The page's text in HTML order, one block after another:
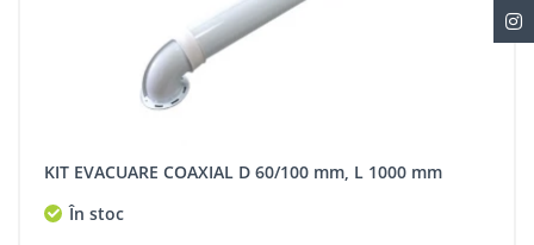
KIT EVACUARE COAXIAL D 60/100 mm, L 1000 mm
În stoc